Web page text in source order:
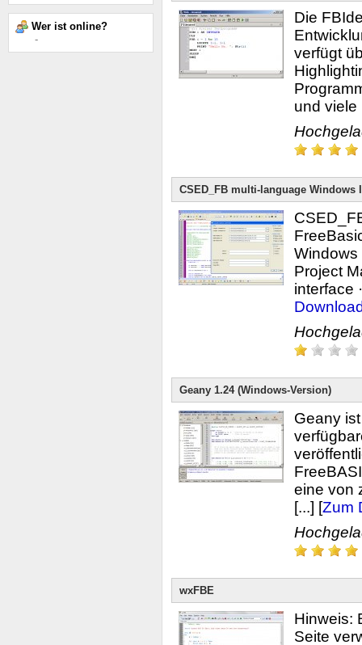
Wer ist online?
-
Die
verfügt
und viele
CSED_FB multi-language Windows
Windows
Project
interface
Geany 1.24 (Windows-Version)
Geany
eine von
[...] [Zum
wxFBE
Hinweis:
Seite